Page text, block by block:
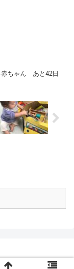
赤ちゃん あと42日